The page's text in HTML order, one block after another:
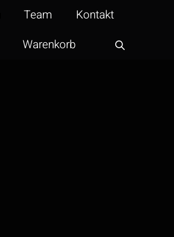
Team
Kontakt
Warenkorb